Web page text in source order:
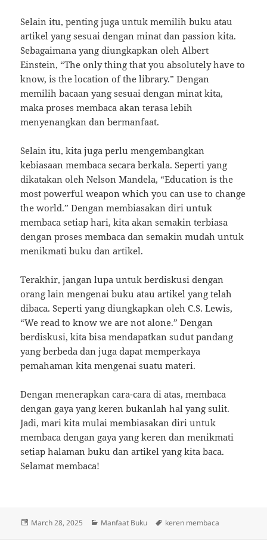
Selain itu, penting juga untuk memilih buku atau
artikel yang sesuai dengan minat dan passion kita.
Sebagaimana yang diungkapkan oleh Albert
Einstein, “The only thing that you absolutely have to
know, is the location of the library.” Dengan
memilih bacaan yang sesuai dengan minat kita,
maka proses membaca akan terasa lebih
menyenangkan dan bermanfaat.
Selain itu, kita juga perlu mengembangkan
kebiasaan membaca secara berkala. Seperti yang
dikatakan oleh Nelson Mandela, “Education is the
most powerful weapon which you can use to change
the world.” Dengan membiasakan diri untuk
membaca setiap hari, kita akan semakin terbiasa
dengan proses membaca dan semakin mudah untuk
menikmati buku dan artikel.
Terakhir, jangan lupa untuk berdiskusi dengan
orang lain mengenai buku atau artikel yang telah
dibaca. Seperti yang diungkapkan oleh C.S. Lewis,
“We read to know we are not alone.” Dengan
berdiskusi, kita bisa mendapatkan sudut pandang
yang berbeda dan juga dapat memperkaya
pemahaman kita mengenai suatu materi.
Dengan menerapkan cara-cara di atas, membaca
dengan gaya yang keren bukanlah hal yang sulit.
Jadi, mari kita mulai membiasakan diri untuk
membaca dengan gaya yang keren dan menikmati
setiap halaman buku dan artikel yang kita baca.
Selamat membaca!
Posted
March 28, 2025 Categories
Manfaat Buku Tags
keren membaca